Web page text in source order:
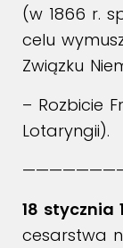
(w 1866 r.
celu
Związku
– Rozbicie
Lotaryngii).
18 stycznia
cesarstwa